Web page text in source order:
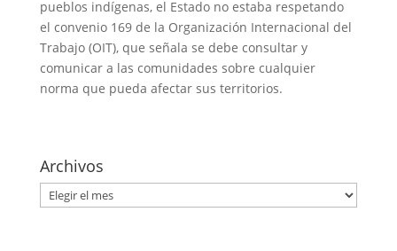
pueblos indígenas, el Estado no estaba respetando
el convenio 169 de la Organización Internacional del
Trabajo (OIT), que señala se debe consultar y
comunicar a las comunidades sobre cualquier
norma que pueda afectar sus territorios.
Archivos
Archivos